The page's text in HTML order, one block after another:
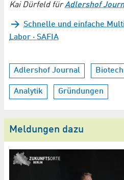
Kai Dürfeld fürAdlershof
Schnelle und einfache
Labor · SAFIA
Adlershof Journal
Analytik Gründungen
Meldungen dazu